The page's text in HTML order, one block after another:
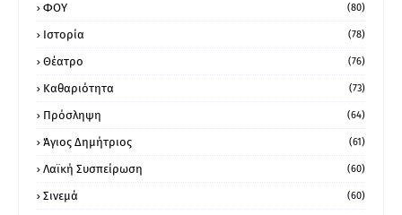
ΦΟΥ (80)
Ιστορία (78)
Θέατρο (76)
Καθαριότητα (73)
Πρόσληψη (64)
Άγιος Δημήτριος (61)
Λαϊκή Συσπείρωση (60)
Σινεμά (60)